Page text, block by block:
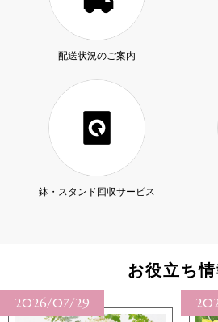
配送状況のご案内
鉢・スタンド回収サービス
お役立ち情
2026/07/29